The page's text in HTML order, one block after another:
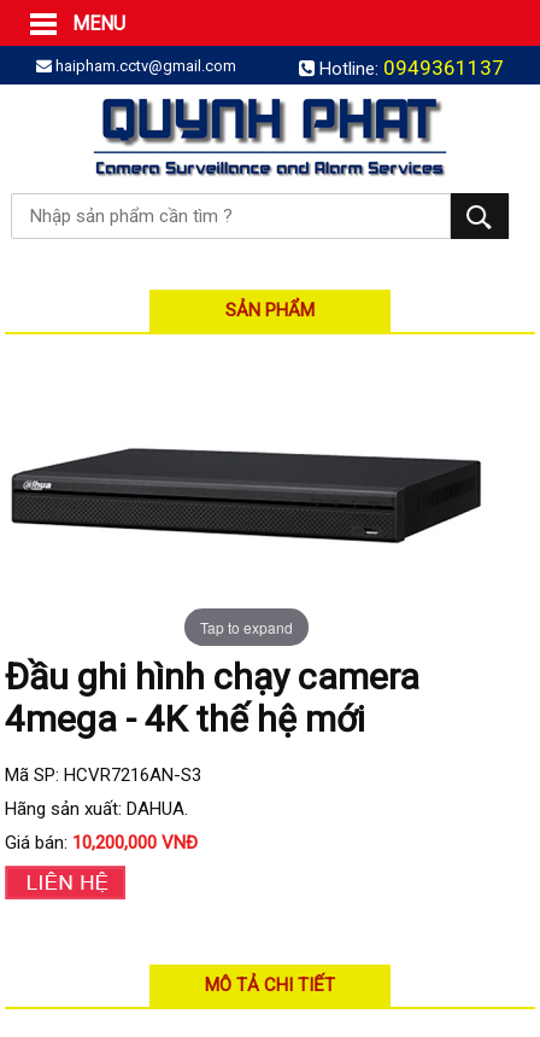
MENU
Trang Chủ
Sản phẩm
SẢN PHẨM TRỌN GÓI
LẮP BÁO TRỘM TRỌN GÓI
LẮP CAMERA TRỌN GÓI
Camera IP
Camera IP KBVISION
Camera IP HIKVISION
Đầu ghi IP | NVR
Đầu ghi IP HIKVISION
Đầu ghi IP Visionhitech
Camera Analog
Camera Dahua
Camera Visionhitech
Camera KBVISION
Đầu ghi HDParagon
haipham.cctv@gmail.com Hotline: 0949361137
SẢN PHẨM
Tap to expand
Đầu ghi hình chạy camera
4mega - 4K thế hệ mới
Mã SP: HCVR7216AN-S3
Hãng sản xuất: DAHUA.
Giá bán: 10,200,000 VNĐ
MÔ TẢ CHI TIẾT